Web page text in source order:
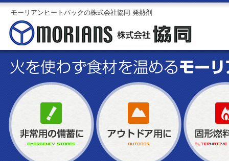
モーリアンヒートパックの株式会社協同 発熱剤